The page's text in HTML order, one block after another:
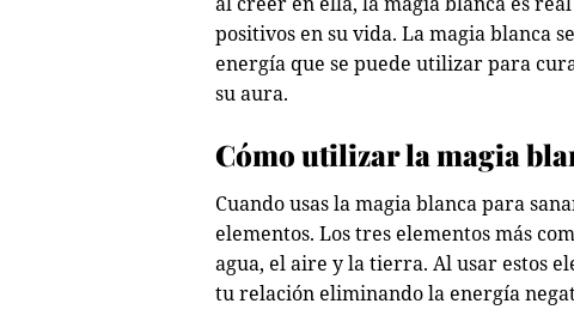
positivos en su vida. La magia blanca
energía que se puede utilizar para
su aura.
Cómo utilizar la magia
Cuando usas la magia blanca para
elementos. Los tres elementos más
agua, el aire y la tierra. Al usar estos
tu relación eliminando la energía